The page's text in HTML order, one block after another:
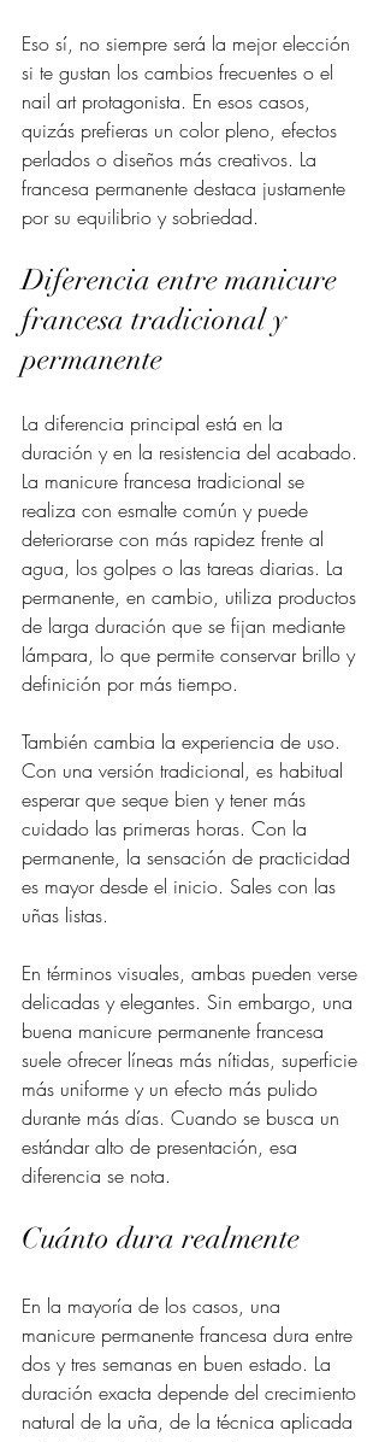
Eso sí, no siempre será la mejor elección
si te gustan los cambios frecuentes o el
nail art protagonista. En esos casos,
quizás prefieras un color pleno, efectos
perlados o diseños más creativos. La
francesa permanente destaca justamente
por su equilibrio y sobriedad.
Diferencia entre manicure
francesa tradicional y
permanente
La diferencia principal está en la
duración y en la resistencia del acabado.
La manicure francesa tradicional se
realiza con esmalte común y puede
deteriorarse con más rapidez frente al
agua, los golpes o las tareas diarias. La
permanente, en cambio, utiliza productos
de larga duración que se fijan mediante
lámpara, lo que permite conservar brillo y
definición por más tiempo.
También cambia la experiencia de uso.
Con una versión tradicional, es habitual
esperar que seque bien y tener más
cuidado las primeras horas. Con la
permanente, la sensación de practicidad
es mayor desde el inicio. Sales con las
uñas listas.
En términos visuales, ambas pueden verse
delicadas y elegantes. Sin embargo, una
buena manicure permanente francesa
suele ofrecer líneas más nítidas, superficie
más uniforme y un efecto más pulido
durante más días. Cuando se busca un
estándar alto de presentación, esa
diferencia se nota.
Cuánto dura realmente
En la mayoría de los casos, una
manicure permanente francesa dura entre
dos y tres semanas en buen estado. La
duración exacta depende del crecimiento
natural de la uña, de la técnica aplicada